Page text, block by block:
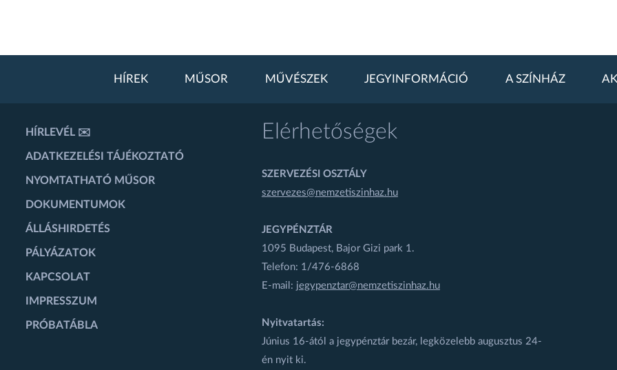
HÍREK MŰSOR MŰVÉSZEK JEGYINFORMÁCIÓ A SZÍNHÁZ
HÍRLEVÉL ✉️
ADATKEZELÉSI TÁJÉKOZTATÓ
NYOMTATHATÓ MŰSOR
DOKUMENTUMOK
ÁLLÁSHIRDETÉS
PÁLYÁZATOK
KAPCSOLAT
IMPRESSZUM
PRÓBATÁBLA
Elérhetőségek
SZERVEZÉSI OSZTÁLY
szervezes@nemzetiszinhaz.hu
JEGYPÉNZTÁR
1095 Budapest, Bajor Gizi park 1.
Telefon: 1/476-6868
E-mail: jegypenztar@nemzetiszinhaz.hu
Nyitvatartás:
Június 16-ától a jegypénztár bezár, legközelebb augusztus 24-
én nyit ki.